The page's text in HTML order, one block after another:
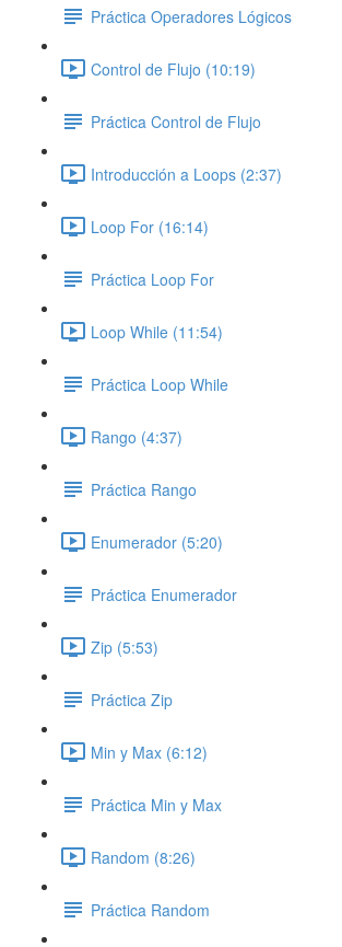
Práctica Operadores Lógicos
Control de Flujo (10:19)
Práctica Control de Flujo
Introducción a Loops (2:37)
Loop For (16:14)
Práctica Loop For
Loop While (11:54)
Práctica Loop While
Rango (4:37)
Práctica Rango
Enumerador (5:20)
Práctica Enumerador
Zip (5:53)
Práctica Zip
Min y Max (6:12)
Práctica Min y Max
Random (8:26)
Práctica Random